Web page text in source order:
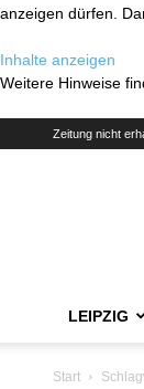
anzeigen dürfen.
Inhalte anzeigen
Weitere Hinweise
Zeitung nicht
LEIPZIG
Start